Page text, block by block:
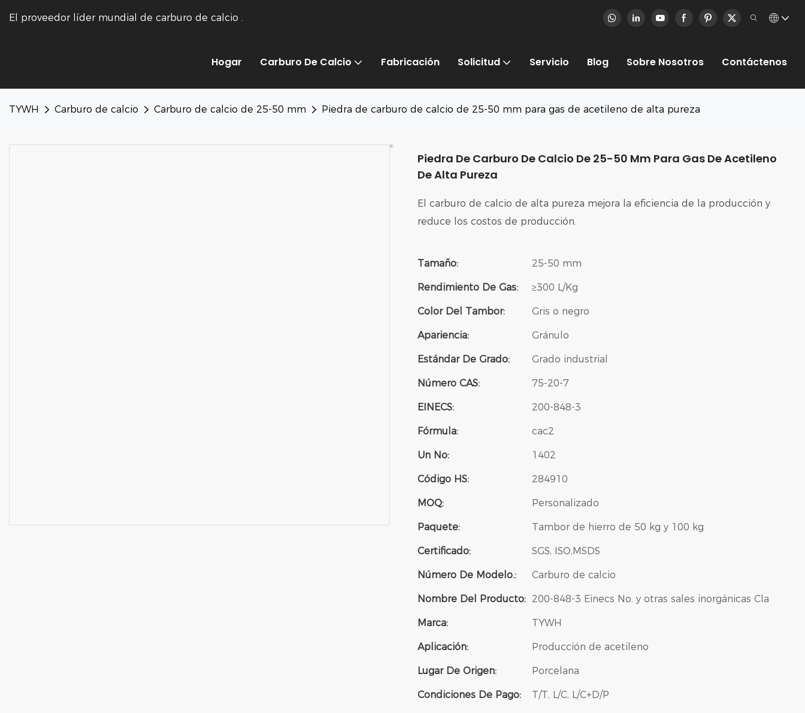
El proveedor líder mundial de carburo de calcio .
Hogar Carburo De Calcio Fabricación Solicitud Servicio Blog Sobre Nosotros Contáctenos
TYWH Carburo de calcio Carburo de calcio de 25-50 mm Piedra de carburo de calcio de 25-50 mm para gas de acetileno de alta pureza
Piedra De Carburo De Calcio De 25-50 Mm Para Gas De Acetileno
De Alta Pureza
El carburo de calcio de alta pureza mejora la eficiencia de la producción y
reduce los costos de producción.
Tamaño: 25-50 mm
Rendimiento De Gas: ≥300 L/Kg
Color Del Tambor: Gris o negro
Apariencia: Gránulo
Estándar De Grado: Grado industrial
Número CAS: 75-20-7
EINECS: 200-848-3
Fórmula: cac2
Un No: 1402
Código HS: 284910
MOQ: Personalizado
Paquete: Tambor de hierro de 50 kg y 100 kg
Certificado: SGS, ISO,MSDS
Número De Modelo.: Carburo de calcio
Nombre Del Producto: 200-848-3 Einecs No. y otras sales inorgánicas Cla
Marca: TYWH
Aplicación: Producción de acetileno
Lugar De Origen: Porcelana
Condiciones De Pago: T/T, L/C, L/C+D/P